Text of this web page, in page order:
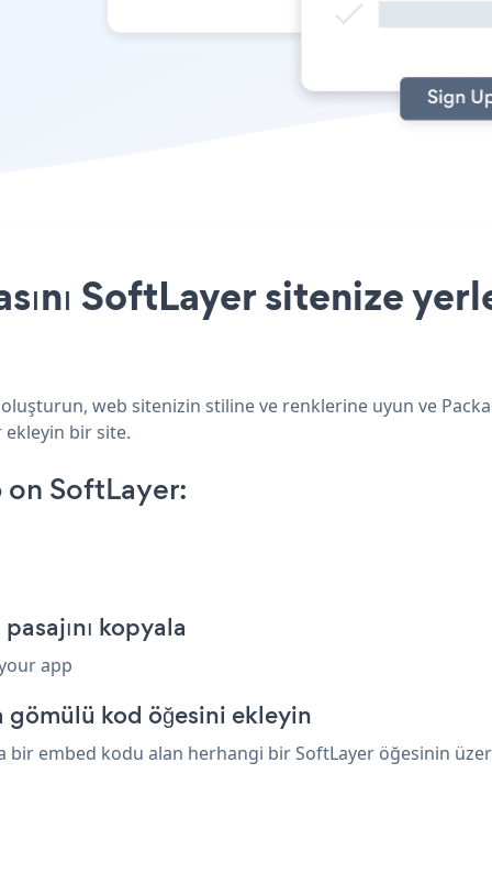
SoftLayer sitenize
web sitenizin stiline ve renklerine uyun ve
bir site.
on SoftLayer:
kopyala
app
kod öğesini ekleyin
embed kodu alan herhangi bir SoftLayer öğesinin